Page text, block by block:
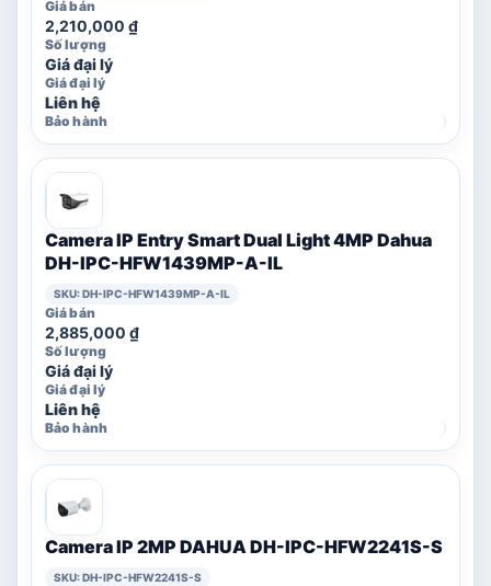
2,210,000 ₫
Giá đại lý
Liên hệ
Camera IP Entry Smart Dual Light 4MP Dahua
DH-IPC-HFW1439MP-A-IL
SKU: DH-IPC-HFW1439MP-A-IL
2,885,000 ₫
Giá đại lý
Liên hệ
Camera IP 2MP DAHUA DH-IPC-HFW2241S-S
SKU: DH-IPC-HFW2241S-S